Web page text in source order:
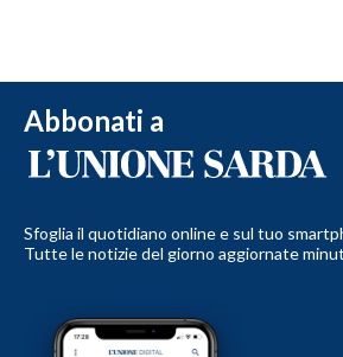
Abbonati a
Sfoglia il quotidiano online e sul tuo
Tutte le notizie del giorno aggiornate